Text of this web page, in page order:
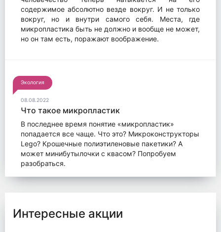
содержимое абсолютно везде вокруг. И не только
вокруг, но и внутри самого себя. Места, где
микропластика быть не должно и вообще не может,
но он там есть, поражают воображение.
Экология
08.08.2022
Что такое микропластик
В последнее время понятие «микропластик»
попадается все чаще. Что это? Микроконструкторы
Lego? Крошечные полиэтиленовые пакетики? А
может минибутылочки с квасом? Попробуем
разобраться.
Интересные акции